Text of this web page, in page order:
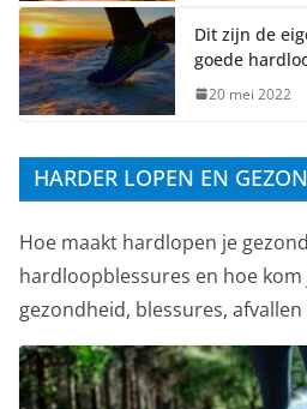
Dit zijn de
goede
20 mei 2022
HARDER LOPEN EN
Hoe maakt hardlopen je
hardloopblessures en hoe kom
gezondheid, blessures,